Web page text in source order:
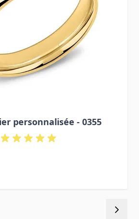
personnalisée - 0355